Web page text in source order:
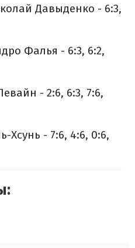
Давыденко - 6:3,
Фалья - 6:3, 6:2,
- 2:6, 6:3, 7:6,
Хсунь - 7:6, 4:6, 0:6,